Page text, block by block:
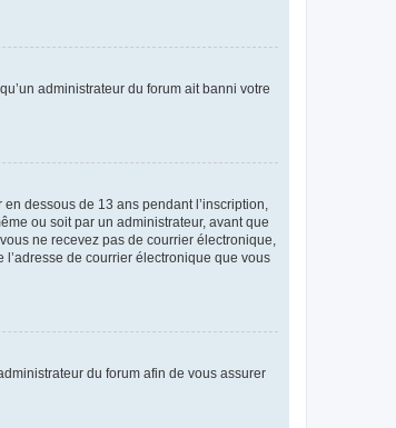
administrateur du forum ait banni votre
dessous de 13 ans pendant l’inscription,
ou soit par un administrateur, avant que
ne recevez pas de courrier électronique,
de courrier électronique que vous
du forum afin de vous assurer